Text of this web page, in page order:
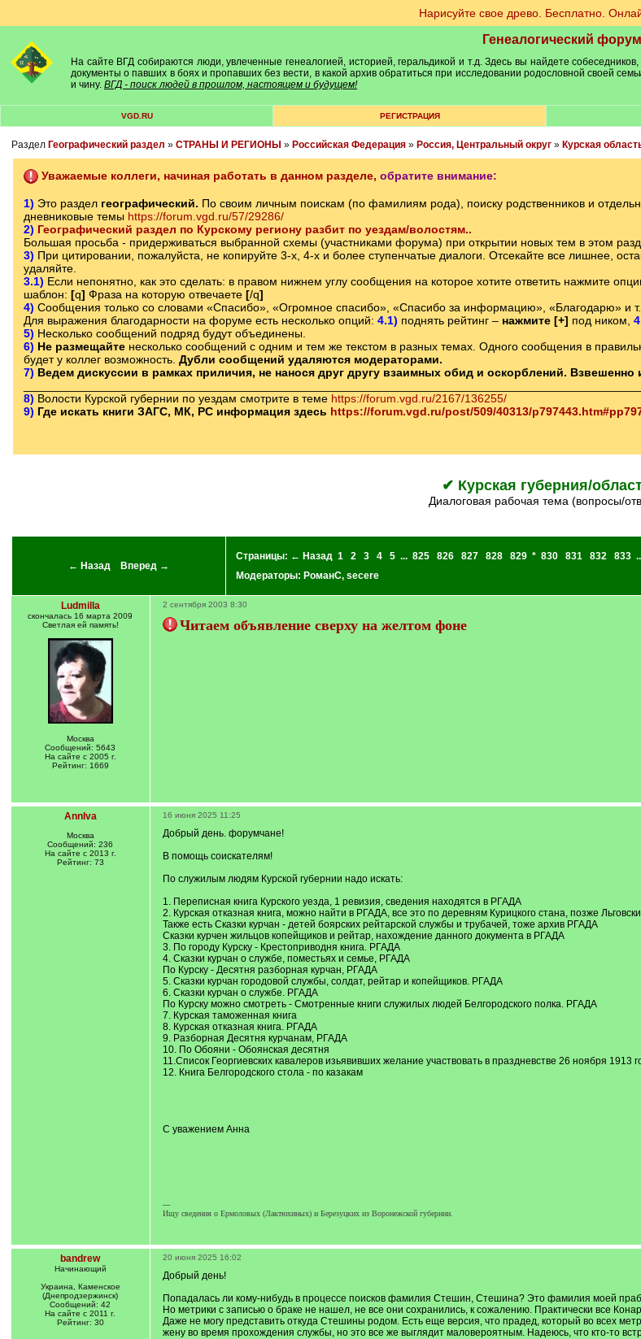
Нарисуйте свое древо. Бесплатно.
Генеалогический
На сайте ВГД собираются люди, увлеченные генеалогией, историей, геральдикой и т.д. Здесь вы найдете
документы о павших в боях и пропавших без вести, в какой архив обратиться при исследовании родословной своей
и чину. ВГД - поиск людей в прошлом, настоящем и будущем!
VGD.RU РЕГИСТРАЦИЯ
Раздел Географический раздел » СТРАНЫ И РЕГИОНЫ » Российская Федерация» Россия, Центральный округ» Курская
Уважаемые коллеги, начиная работать в данном разделе, обратите внимание:
1) Это раздел географический. По своим личным поискам (по фамилиям рода), поиску родственников и
дневниковые темы https://forum.vgd.ru/57/29286/
2) Географический раздел по Курскому региону разбит по уездам/волостям..
Большая просьба - придерживаться выбранной схемы (участниками форума) при открытии новых тем в этом
3) При цитировании, пожалуйста, не копируйте 3-х, 4-х и более ступенчатые диалоги. Отсекайте все лишнее,
удаляйте.
3.1) Если непонятно, как это сделать: в правом нижнем углу сообщения на которое хотите ответить нажмите
шаблон: [q] Фраза на которую отвечаете [/q]
4) Сообщения только со словами «Спасибо», «Огромное спасибо», «Спасибо за информацию», «Благодарю» и
Для выражения благодарности на форуме есть несколько опций: 4.1) поднять рейтинг – нажмите [+] под ником,
5) Несколько сообщений подряд будут объединены.
6) Не размещайтенесколько сообщений с одним и тем же текстом в разных темах. Одного сообщения в
будет у коллег возможность. Дубли сообщений удаляются модераторами.
7) Ведем дискуссии в рамках приличия, не нанося друг другу взаимных обид и оскорблений.
8) Волости Курской губернии по уездам смотрите в теме https://forum.vgd.ru/2167/136255/
9) Где искать книги ЗАГС, МК, РС информация здесь https://forum.vgd.ru/post/509/40313/
✔ Курская губерния/
Диалоговая рабочая тема (вопросы/
← Назад Вперед →
Страницы: ← Назад 1 2 3 4 5 ... 825 826 827 828 829 * 830 831 832 833
Модераторы: РоманС, secere
Ludmilla
скончалась 16 марта 2009
Светлая ей память!
Москва
Сообщений: 5643
На сайте с 2005 г.
Рейтинг: 1669
2 сентября 2003 8:30
Читаем объявление сверху на желтом фоне
AnnIva
Москва
Сообщений: 236
На сайте с 2013 г.
Рейтинг: 73
16 июня 2025 11:25
Добрый день. форумчане!
В помощь соискателям!
По служилым людям Курской губернии надо искать:
1. Переписная книга Курского уезда, 1 ревизия, сведения находятся в РГАДА
2. Курская отказная книга, можно найти в РГАДА, все это по деревням Курицкого стана, позже
Также есть Сказки курчан - детей боярских рейтарской службы и трубачей, тоже архив РГАДА
Сказки курчен жильцов копейщиков и рейтар, нахождение данного документа в РГАДА
3. По городу Курску - Крестоприводня книга. РГАДА
4. Сказки курчан о службе, поместьях и семье, РГАДА
По Курску - Десятня разборная курчан, РГАДА
5. Сказки курчан городовой службы, солдат, рейтар и копейщиков. РГАДА
6. Сказки курчан о службе. РГАДА
По Курску можно смотреть - Смотренные книги служилых людей Белгородского полка. РГАДА
7. Курская таможенная книга
8. Курская отказная книга. РГАДА
9. Разборная Десятня курчанам, РГАДА
10. По Обояни - Обоянская десятня
11.Список Георгиевских кавалеров изьявивших желание участвовать в праздневстве 26 ноября 1913
12. Книга Белгородского стола - по казакам
С уважением Анна
---
Ищу сведения о Ермоловых (Лактюхиных) и Березуцких из Воронежской губернии.
bandrew
Начинающий
Украина, Каменское
(Днепродзержинск)
Сообщений: 42
На сайте с 2011 г.
Рейтинг: 30
20 июня 2025 16:02
Добрый день!
Попадалась ли кому-нибудь в процессе поисков фамилия Стешин, Стешина? Это фамилия моей
Но метрики с записью о браке не нашел, не все они сохранились, к сожалению. Практически все
Даже не могу представить откуда Стешины родом. Есть еще версия, что прадед, который во всех
жену во время прохождения службы, но это все же выглядит маловероятным. Надеюсь, что кто-то